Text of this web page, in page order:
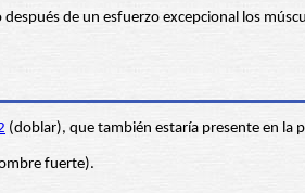
de un esfuerzo excepcional los
(doblar), que también estaría presente en la
fuerte).